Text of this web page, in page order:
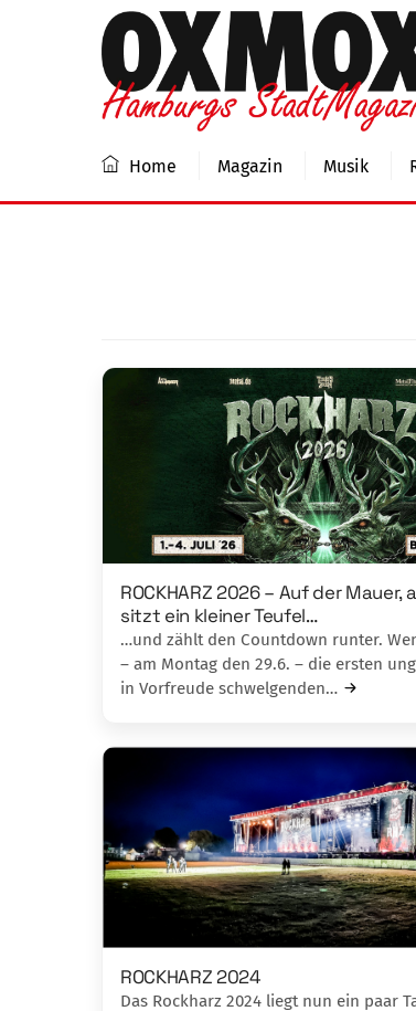
Home Magazin Musik
ROCKHARZ 2026 – Auf der Mauer,
sitzt ein kleiner Teufel…
…und zählt den Countdown runter.
– am Montag den 29.6. – die ersten
in Vorfreude schwelgenden…
ROCKHARZ 2024
Das Rockharz 2024 liegt nun ein paar